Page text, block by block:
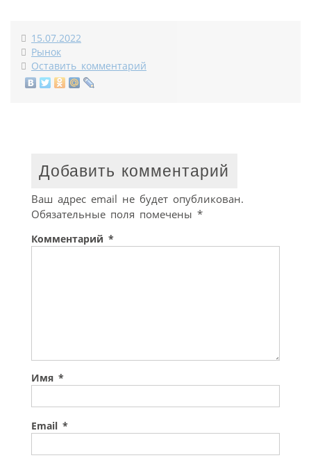
15.07.2022
Рынок
Оставить комментарий
Добавить комментарий
Ваш адрес email не будет опубликован.
Обязательные поля помечены *
Комментарий *
Имя *
Email *